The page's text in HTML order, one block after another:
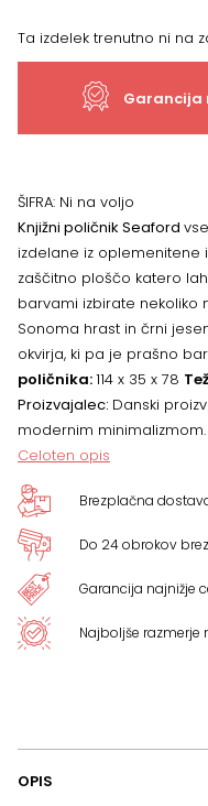
Ta izdelek trenutno ni na
Garancija
ŠIFRA: Ni na voljo
Knjižni poličnik Seaford
izdelane iz oplemenitene
zaščitno ploščo katero
barvami izbirate nekoliko
Sonoma hrast in črni
okvirja, ki pa je prašno
poličnika:114 x 35 x 78
Proizvajalec: Danski
modernim minimalizmom.
Celoten opis
Brezplačna
Do 24 obrokov
Garancija najnižje
Najboljše razmerje
OPIS